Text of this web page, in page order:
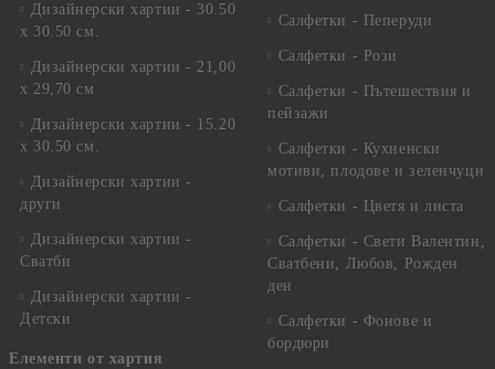
Дизайнерски хартии - 30.50
х 30.50 см.
Дизайнерски хартии - 21,00
х 29,70 см
Дизайнерски хартии - 15.20
x 30.50 см.
Дизайнерски хартии -
други
Дизайнерски хартии -
Сватби
Дизайнерски хартии -
Детски
Елементи от хартия
Салфетки - Пеперуди
Салфетки - Рози
Салфетки - Пътешествия и
пейзажи
Салфетки - Кухненски
мотиви, плодове и зеленчуци
Салфетки - Цветя и листа
Салфетки - Свети Валентин,
Сватбени, Любов, Рожден
ден
Салфетки - Фонове и
бордюри